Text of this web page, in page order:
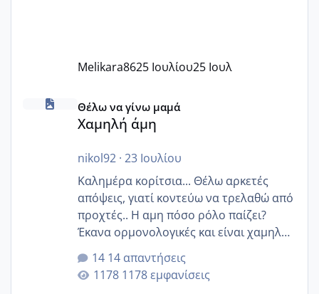
Melikara8625 Ιουλίου25 Ιουλ
Χαμηλή άμη
Θέλω να γίνω μαμά
Χαμηλή άμη
nikol92· 23 Ιουλίου
Καλημέρα κορίτσια... Θέλω αρκετές
απόψεις, γιατί κοντεύω να τρελαθώ από
προχτές.. Η αμη πόσο ρόλο παίζει?
Έκανα ορμονολογικές και είναι χαμηλή
για την ηλικία μου.. Είχα ήδη μια
εγκυμοσύνη, που έπρεπε να τερματιστεί
στην 27η εβδομάδα και προσπαθώ 7
14 απαντήσεις
1178 εμφανίσεις